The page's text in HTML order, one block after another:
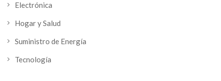
Electrónica
Hogar y Salud
Suministro de Energía
Tecnología